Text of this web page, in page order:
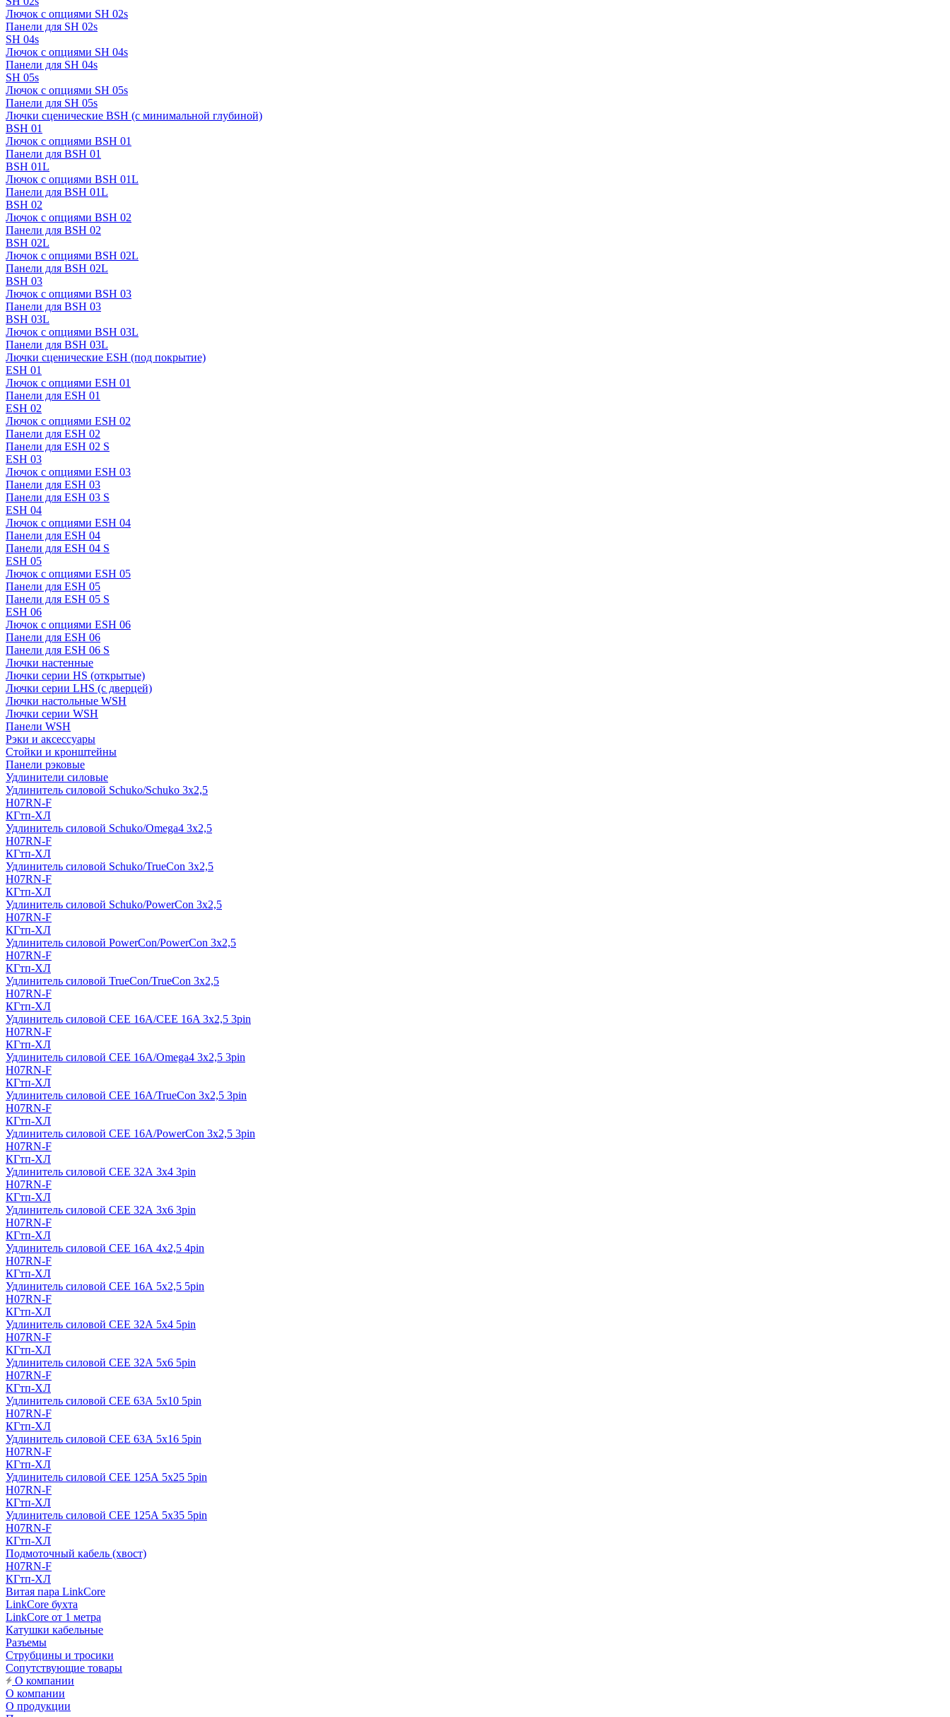
Лючок с опциями SH 02s
Панели для SH 02s
SH 04s
Лючок с опциями SH 04s
Панели для SH 04s
SH 05s
Лючок с опциями SH 05s
Панели для SH 05s
Лючки сценические BSH (с минимальной глубиной)
BSH 01
Лючок с опциями BSH 01
Панели для BSH 01
BSH 01L
Лючок с опциями BSH 01L
Панели для BSH 01L
BSH 02
Лючок с опциями BSH 02
Панели для BSH 02
BSH 02L
Лючок с опциями BSH 02L
Панели для BSH 02L
BSH 03
Лючок с опциями BSH 03
Панели для BSH 03
BSH 03L
Лючок с опциями BSH 03L
Панели для BSH 03L
Лючки сценические ESH (под покрытие)
ESH 01
Лючок с опциями ESH 01
Панели для ESH 01
ESH 02
Лючок с опциями ESH 02
Панели для ESH 02
Панели для ESH 02 S
ESH 03
Лючок с опциями ESH 03
Панели для ESH 03
Панели для ESH 03 S
ESH 04
Лючок с опциями ESH 04
Панели для ESH 04
Панели для ESH 04 S
ESH 05
Лючок с опциями ESH 05
Панели для ESH 05
Панели для ESH 05 S
ESH 06
Лючок с опциями ESH 06
Панели для ESH 06
Панели для ESH 06 S
Лючки настенные
Лючки серии HS (открытые)
Лючки серии LHS (с дверцей)
Лючки настольные WSH
Лючки серии WSH
Панели WSH
Рэки и аксессуары
Стойки и кронштейны
Панели рэковые
Удлинители силовые
Удлинитель силовой Schuko/Schuko 3х2,5
H07RN-F
КГтп-ХЛ
Удлинитель силовой Schuko/Omega4 3х2,5
H07RN-F
КГтп-ХЛ
Удлинитель силовой Schuko/TrueCon 3х2,5
H07RN-F
КГтп-ХЛ
Удлинитель силовой Schuko/PowerCon 3х2,5
H07RN-F
КГтп-ХЛ
Удлинитель силовой PowerCon/PowerCon 3х2,5
H07RN-F
КГтп-ХЛ
Удлинитель силовой TrueCon/TrueCon 3х2,5
H07RN-F
КГтп-ХЛ
Удлинитель силовой CEE 16A/CEE 16A 3х2,5 3pin
H07RN-F
КГтп-ХЛ
Удлинитель силовой CEE 16A/Omega4 3х2,5 3pin
H07RN-F
КГтп-ХЛ
Удлинитель силовой CEE 16A/TrueCon 3х2,5 3pin
H07RN-F
КГтп-ХЛ
Удлинитель силовой CEE 16A/PowerCon 3х2,5 3pin
H07RN-F
КГтп-ХЛ
Удлинитель силовой CEE 32А 3х4 3pin
H07RN-F
КГтп-ХЛ
Удлинитель силовой CEE 32А 3х6 3pin
H07RN-F
КГтп-ХЛ
Удлинитель силовой CEE 16А 4х2,5 4pin
H07RN-F
КГтп-ХЛ
Удлинитель силовой CEE 16А 5x2,5 5pin
H07RN-F
КГтп-ХЛ
Удлинитель силовой CEE 32А 5x4 5pin
H07RN-F
КГтп-ХЛ
Удлинитель силовой CEE 32А 5x6 5pin
H07RN-F
КГтп-ХЛ
Удлинитель силовой CEE 63А 5x10 5pin
H07RN-F
КГтп-ХЛ
Удлинитель силовой CEE 63А 5x16 5pin
H07RN-F
КГтп-ХЛ
Удлинитель силовой CEE 125А 5x25 5pin
H07RN-F
КГтп-ХЛ
Удлинитель силовой CEE 125А 5x35 5pin
H07RN-F
КГтп-ХЛ
Подмоточный кабель (хвост)
H07RN-F
КГтп-ХЛ
Витая пара LinkCore
LinkCore бухта
LinkCore от 1 метра
Катушки кабельные
Разъемы
Струбцины и тросики
Сопутствующие товары
О компании
О компании
О продукции